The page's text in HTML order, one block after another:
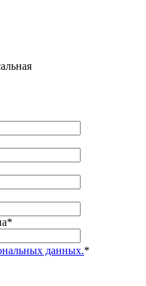
*
данных.*